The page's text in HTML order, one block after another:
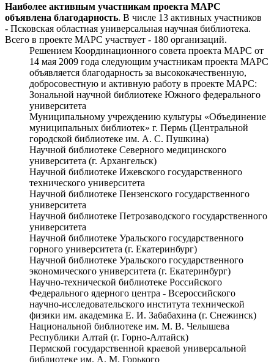
Наиболее активным участникам проекта МАРС
объявлена благодарность. В числе 13 активных участников
- Псковская областная универсальная научная библиотека.
Всего в проекте МАРС участвует - 180 организаций.
Решением Координационного совета проекта МАРС от
14 мая 2009 года следующим участникам проекта МАРС
объявляется благодарность за высококачественную,
добросовестную и активную работу в проекте МАРС:
Зональной научной библиотеке Южного федерального
университета
Муниципальному учреждению культуры «Объединение
муниципальных библиотек» г. Пермь (Центральной
городской библиотеке им. А. С. Пушкина)
Научной библиотеке Северного медицинского
университета (г. Архангельск)
Научной библиотеке Ижевского государственного
технического университета
Научной библиотеке Пензенского государственного
университета
Научной библиотеке Петрозаводского государственного
университета
Научной библиотеке Уральского государственного
горного университета (г. Екатеринбург)
Научной библиотеке Уральского государственного
экономического университета (г. Екатеринбург)
Научно-технической библиотеке Российского
Федерального ядерного центра - Всероссийского
научно-исследовательского института технической
физики им. академика Е. И. Забабахина (г. Снежинск)
Национальной библиотеке им. М. В. Челышева
Республики Алтай (г. Горно-Алтайск)
Пермской государственной краевой универсальной
библиотеке им. А. М. Горького